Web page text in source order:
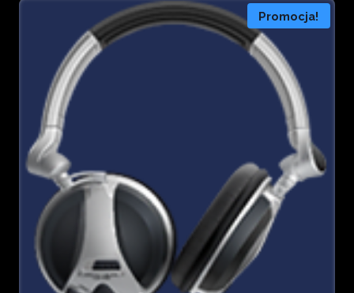
Promocja!